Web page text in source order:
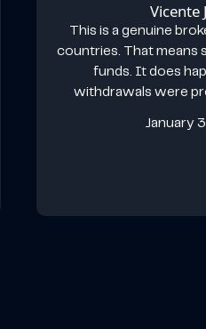
Vicente
This is a genuine
countries. That means
funds. It does
withdrawals were
January